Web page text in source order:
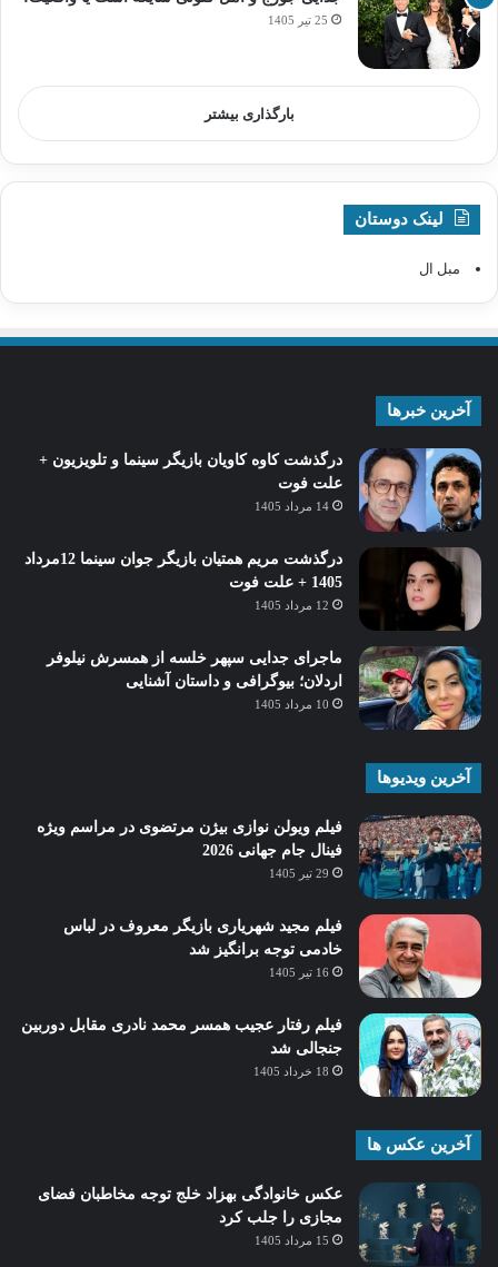
25 تیر 1405
بارگذاری بیشتر
لینک دوستان
مبل ال
آخرین خبرها
درگذشت کاوه کاویان بازیگر سینما و تلویزیون +
علت فوت
14 مرداد 1405
درگذشت مریم همتیان بازیگر جوان سینما 12مرداد
1405 + علت فوت
12 مرداد 1405
ماجرای جدایی سپهر خلسه از همسرش نیلوفر
اردلان؛ بیوگرافی و داستان آشنایی
10 مرداد 1405
آخرین ویدیوها
فیلم ویولن نوازی بیژن مرتضوی در مراسم ویژه
فینال جام جهانی 2026
29 تیر 1405
فیلم مجید شهریاری بازیگر معروف در لباس
خادمی توجه برانگیز شد
16 تیر 1405
فیلم رفتار عجیب همسر محمد نادری مقابل دوربین
جنجالی شد
18 خرداد 1405
آخرین عکس ها
عکس خانوادگی بهزاد خلج توجه مخاطبان فضای
مجازی را جلب کرد
15 مرداد 1405